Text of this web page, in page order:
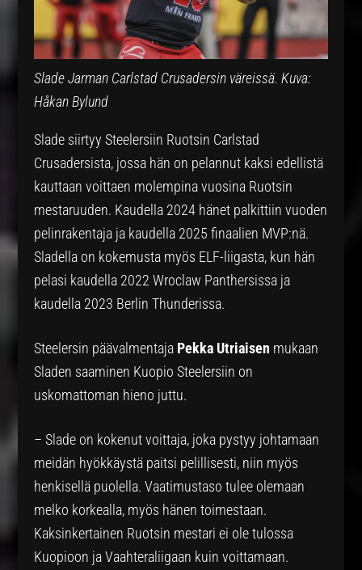
Slade Jarman Carlstad Crusadersin väreissä. Kuva:
Håkan Bylund
Slade siirtyy Steelersiin Ruotsin Carlstad
Crusadersista, jossa hän on pelannut kaksi edellistä
kauttaan voittaen molempina vuosina Ruotsin
mestaruuden. Kaudella 2024 hänet palkittiin vuoden
pelinrakentaja ja kaudella 2025 finaalien MVP:nä.
Sladella on kokemusta myös ELF-liigasta, kun hän
pelasi kaudella 2022 Wroclaw Panthersissa ja
kaudella 2023 Berlin Thunderissa.
Steelersin päävalmentaja Pekka Utriaisen mukaan
Sladen saaminen Kuopio Steelersiin on
uskomattoman hieno juttu.
– Slade on kokenut voittaja, joka pystyy johtamaan
meidän hyökkäystä paitsi pelillisesti, niin myös
henkisellä puolella. Vaatimustaso tulee olemaan
melko korkealla, myös hänen toimestaan.
Kaksinkertainen Ruotsin mestari ei ole tulossa
Kuopioon ja Vaahteraliigaan kuin voittamaan.